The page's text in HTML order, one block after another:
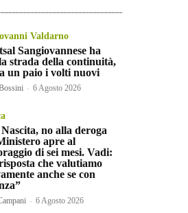
Valdarno
Sangiovannese ha
strada della continuità,
un paio i volti nuovi
- 6 Agosto 2026
no alla deroga
apre al
di sei mesi. Vadi:
che valutiamo
anche se con
- 6 Agosto 2026